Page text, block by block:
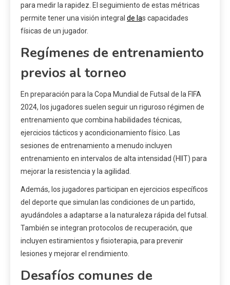
para medir la rapidez. El seguimiento de estas métricas
permite tener una visión integral de las capacidades
físicas de un jugador.
Regímenes de entrenamiento
previos al torneo
En preparación para la Copa Mundial de Futsal de la FIFA
2024, los jugadores suelen seguir un riguroso régimen de
entrenamiento que combina habilidades técnicas,
ejercicios tácticos y acondicionamiento físico. Las
sesiones de entrenamiento a menudo incluyen
entrenamiento en intervalos de alta intensidad (HIIT) para
mejorar la resistencia y la agilidad.
Además, los jugadores participan en ejercicios específicos
del deporte que simulan las condiciones de un partido,
ayudándoles a adaptarse a la naturaleza rápida del futsal.
También se integran protocolos de recuperación, que
incluyen estiramientos y fisioterapia, para prevenir
lesiones y mejorar el rendimiento.
Desafíos comunes de